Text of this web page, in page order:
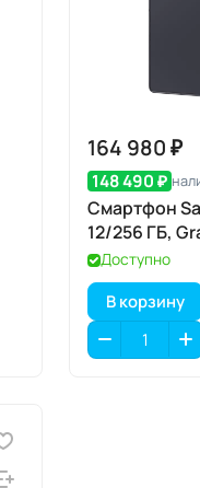
164 980 ₽
148 490 ₽
Смартфон
12/256 ГБ,
Доступно
В корзину